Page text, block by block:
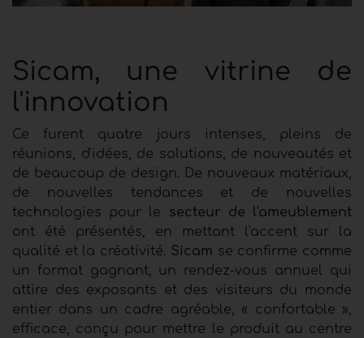
Sicam, une vitrine de
l'innovation
Ce furent quatre jours intenses, pleins de
réunions, d'idées, de solutions, de nouveautés et
de beaucoup de design. De nouveaux matériaux,
de nouvelles tendances et de nouvelles
technologies pour le secteur de l'ameublement
ont été présentés, en mettant l'accent sur la
qualité et la créativité. Sicam se confirme comme
un format gagnant, un rendez-vous annuel qui
attire des exposants et des visiteurs du monde
entier dans un cadre agréable, « confortable »,
efficace, conçu pour mettre le produit au centre